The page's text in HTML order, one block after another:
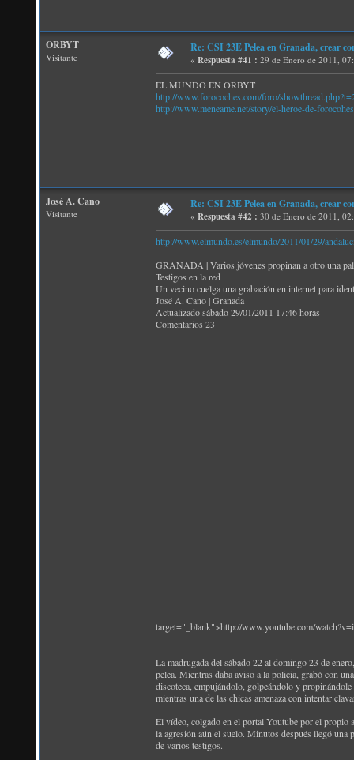
ORBYT
Visitante
Re: CSI 23E Pelea en Granada, crear
« Respuesta #41 : 29 de Enero de 2011,
EL MUNDO EN ORBYT
http://www.forocoches.com/foro/
http://www.meneame.net/story/el-heroe-de-forocohes
José A. Cano
Visitante
Re: CSI 23E Pelea en Granada, crear
« Respuesta #42 : 30 de Enero de 2011,
http://www.elmundo.es/elmundo/2011/01/29/
GRANADA | Varios jóvenes propinan a otro una
Testigos en la red
Un vecino cuelga una grabación en internet para
José A. Cano | Granada
Actualizado sábado 29/01/2011 17:46 horas
Comentarios 23
target="_blank">http://www.youtube.com/
La madrugada del sábado 22 al domingo 23 de
pelea. Mientras daba aviso a la policia, grabó con
discoteca, empujándolo, golpeándolo y
mientras una de las chicas amenaza con intentar
El vídeo, colgado en el portal Youtube por el propio
la agresión aún el suelo. Minutos después llegó
de varios testigos.